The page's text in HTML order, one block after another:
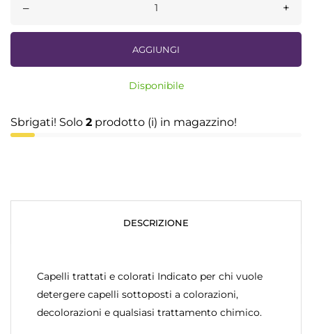
– +
AGGIUNGI
Disponibile
Sbrigati! Solo 2 prodotto (i) in magazzino!
DESCRIZIONE
Capelli trattati e colorati Indicato per chi vuole
detergere capelli sottoposti a colorazioni,
decolorazioni e qualsiasi trattamento chimico.